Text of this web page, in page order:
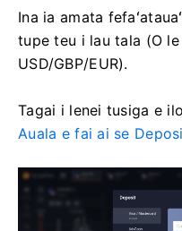
Ina ia amata
tupe teu i lau tala (O
USD/GBP/EUR).
Tagai i lenei tusiga e
Auala e fai ai se